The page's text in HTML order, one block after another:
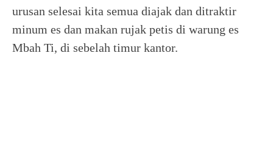
urusan selesai kita semua diajak dan ditraktir
minum es dan makan rujak petis di warung es
Mbah Ti, di sebelah timur kantor.